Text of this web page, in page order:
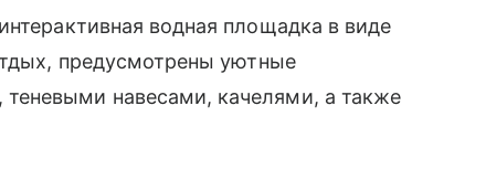
водная площадка в виде
предусмотрены уютные
навесами, качелями, а также